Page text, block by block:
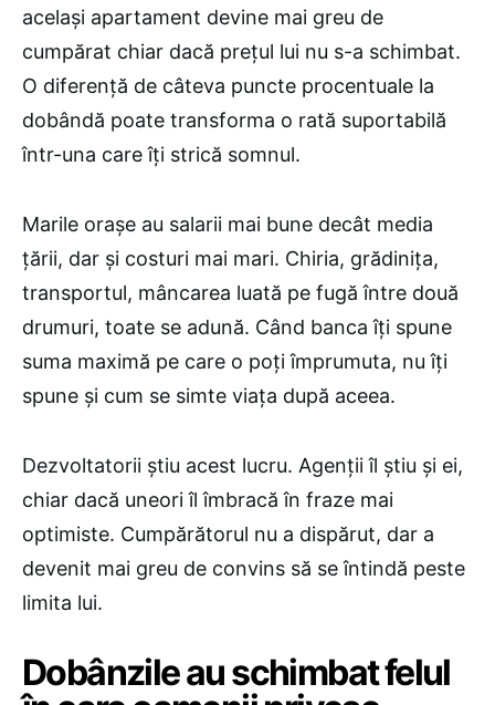
același apartament devine mai greu de
cumpărat chiar dacă prețul lui nu s-a schimbat.
O diferență de câteva puncte procentuale la
dobândă poate transforma o rată suportabilă
într-una care îți strică somnul.
Marile orașe au salarii mai bune decât media
țării, dar și costuri mai mari. Chiria, grădinița,
transportul, mâncarea luată pe fugă între două
drumuri, toate se adună. Când banca îți spune
suma maximă pe care o poți împrumuta, nu îți
spune și cum se simte viața după aceea.
Dezvoltatorii știu acest lucru. Agenții îl știu și ei,
chiar dacă uneori îl îmbracă în fraze mai
optimiste. Cumpărătorul nu a dispărut, dar a
devenit mai greu de convins să se întindă peste
limita lui.
Dobânzile au schimbat felul